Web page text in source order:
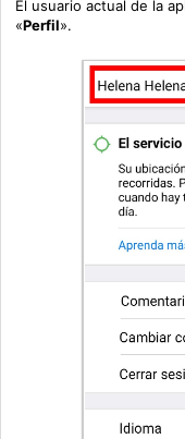
El usuario actual de la
«Perfil».